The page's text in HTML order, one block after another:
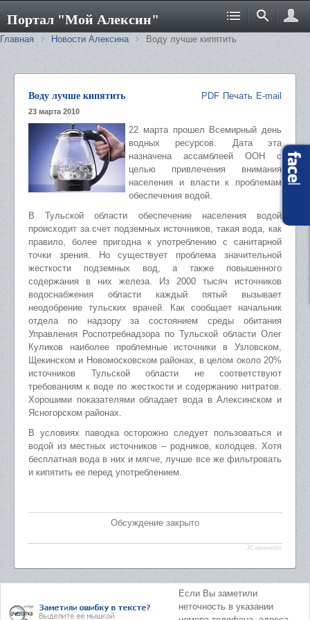
Портал "Мой Алексин"
Главная Новости Алексина Воду лучше кипятить
E-mail
Печать
PDF
Воду лучше кипятить
23 марта 2010
22 марта прошел Всемирный день
водных ресурсов. Дата эта
назначена ассамблеей ООН с
целью привлечения внимания
населения и власти к проблемам
обеспечения водой.
В Тульской области обеспечение населения водой
происходит за счет подземных источников, такая вода, как
правило, более пригодна к употреблению с санитарной
точки зрения. Но существует проблема значительной
жесткости подземных вод, а также повышенного
содержания в них железа. Из 2000 тысяч источников
водоснабжения области каждый пятый вызывает
неодобрение тульских врачей. Как сообщает начальник
отдела по надзору за состоянием среды обитания
Управления Роспотребнадзора по Тульской области Олег
Куликов наиболее проблемные источники в Узловском,
Щекинском и Новомосковском районах, в целом около 20%
источников Тульской области не соответствуют
требованиям к воде по жесткости и содержанию нитратов.
Хорошими показателями обладает вода в Алексинском и
Ясногорском районах.
В условиях паводка осторожно следует пользоваться и
водой из местных источников – родников, колодцев. Хотя
бесплатная вода в них и мягче, лучше все же фильтровать
и кипятить ее перед употреблением.
Обсуждение закрыто
JComments
Если Вы заметили
неточность в указании